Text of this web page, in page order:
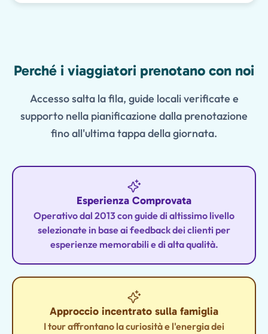
Features
Perché i viaggiatori prenotano con noi
Accesso salta la fila, guide locali verificate e
supporto nella pianificazione dalla prenotazione
fino all'ultima tappa della giornata.
Esperienza Comprovata
Operativo dal 2013 con guide di altissimo livello
selezionate in base ai feedback dei clienti per
esperienze memorabili e di alta qualità.
Approccio incentrato sulla famiglia
I tour affrontano la curiosità e l'energia dei